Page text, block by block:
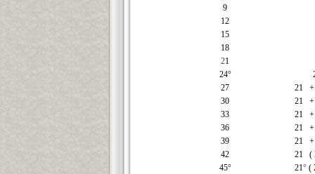
9
12
15
18
21
24°
27
21 +
30
21 +
33
21 +
36
21 +
39
21 +
42
21 (
45°
21° (